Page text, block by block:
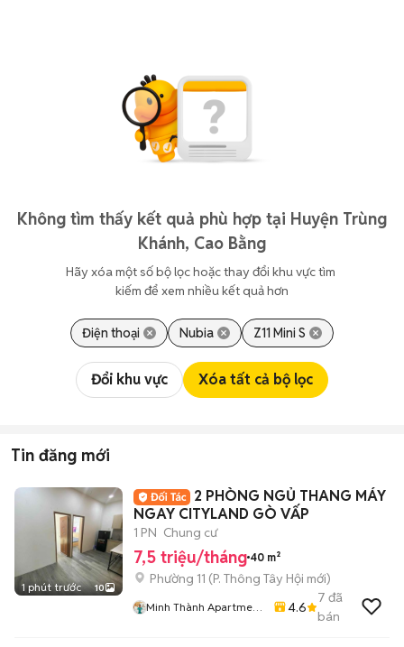
Không tìm thấy kết quả phù hợp tại Huyện Trùng
Khánh, Cao Bằng
Hãy xóa một số bộ lọc hoặc thay đổi khu vực tìm
kiếm để xem nhiều kết quả hơn
Điện thoại Nubia Z11 Mini S
Đổi khu vực Xóa tất cả bộ lọc
Tin đăng mới
1 phút trước 10
2 PHÒNG NGỦ THANG MÁY
NGAY CITYLAND GÒ VẤP
1 PN Chung cư
7,5 triệu/tháng 40 m²
Phường 11 (P. Thông Tây Hội mới)
Minh Thành Apartment
4.6
7 đã
bán